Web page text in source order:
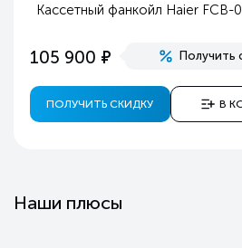
Кассетный фанкойл Haier FCB-
105 900 е Получить
ПОЛУЧИТЬ СКИДКУ В
Наши плюсы